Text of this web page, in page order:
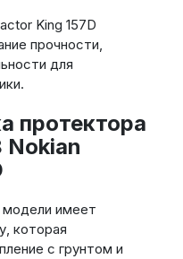
King 157D
прочности,
для
протектора
модели имеет
которая
с грунтом и